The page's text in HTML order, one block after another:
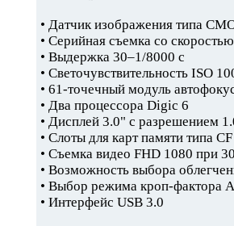
• Датчик изображения типа
• Серийная съемка со
• Выдержка 30–1/8000 с
• Светочувствительность ISO
• 61-точечный модуль
• Два процессора Digic 6
• Дисплей 3.0" с разрешением
• Слоты для карт памяти типа
• Съемка видео FHD 1080 при
• Возможность выбора
• Выбор режима кроп-фактора
• Интерфейс USB 3.0